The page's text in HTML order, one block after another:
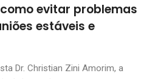
evitar problemas
estáveis e
Dr. Christian Zini Amorim, a